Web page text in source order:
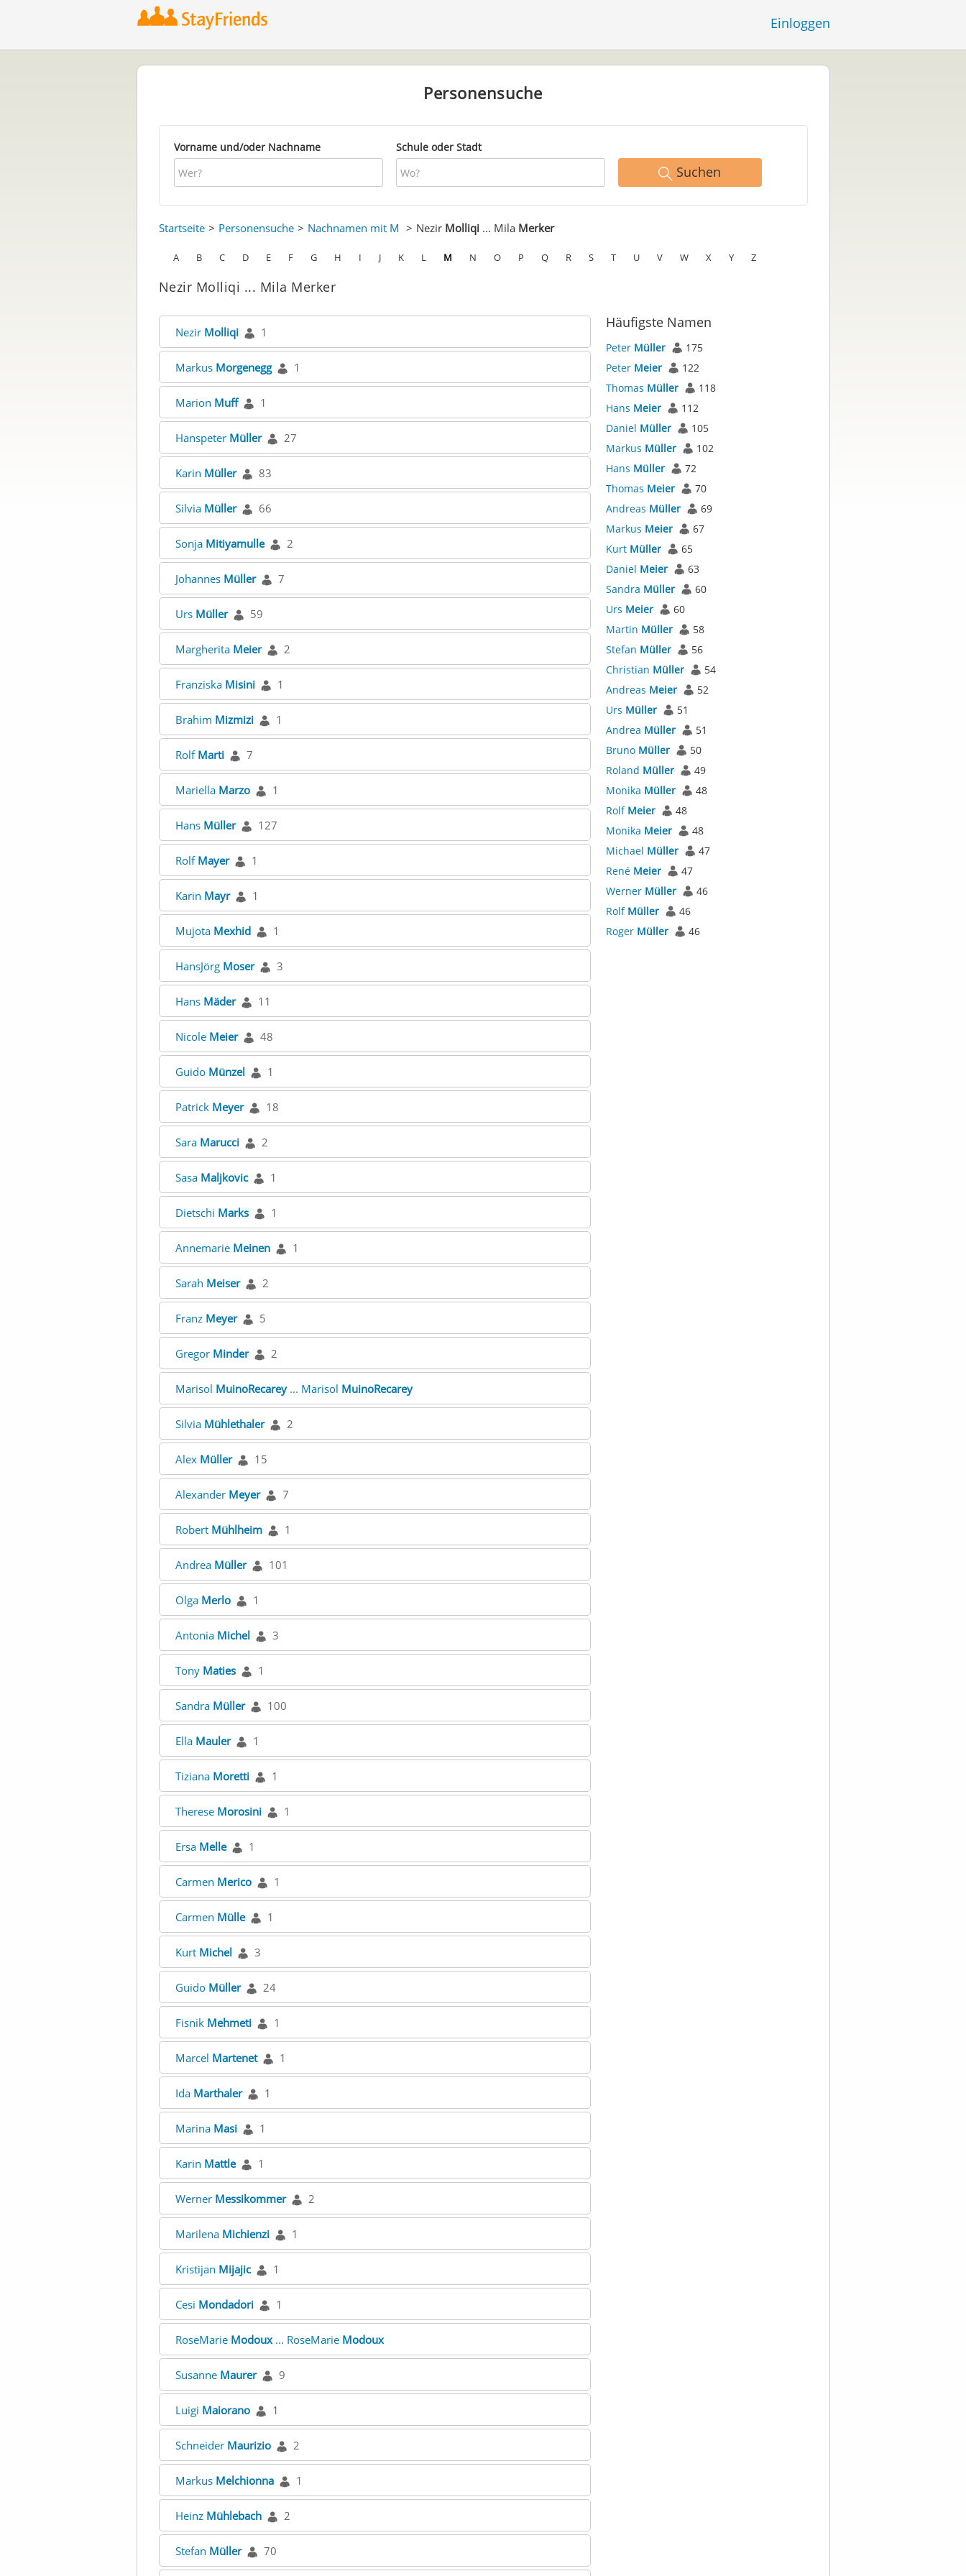
Einloggen
Personensuche
Vorname und/oder Nachname Schule oder Stadt
Suchen
Startseite Personensuche Nachnamen mit M Nezir Molliqi... Mila Merker
A B C D E F G H I J K L M N O P Q R S T U V W X Y Z
Nezir Molliqi ... Mila Merker
Nezir Molliqi 1
Markus Morgenegg 1
Marion Muff 1
Hanspeter Müller 27
Karin Müller 83
Silvia Müller 66
Sonja Mitiyamulle 2
Johannes Müller 7
Urs Müller 59
Margherita Meier 2
Franziska Misini 1
Brahim Mizmizi 1
Rolf Marti 7
Mariella Marzo 1
Hans Müller 127
Rolf Mayer 1
Karin Mayr 1
Mujota Mexhid 1
HansJörg Moser 3
Hans Mäder 11
Nicole Meier 48
Guido Münzel 1
Patrick Meyer 18
Sara Marucci 2
Sasa Maljkovic 1
Dietschi Marks 1
Annemarie Meinen 1
Sarah Meiser 2
Franz Meyer 5
Gregor Minder 2
Marisol MuinoRecarey... Marisol MuinoRecarey
Silvia Mühlethaler 2
Alex Müller 15
Alexander Meyer 7
Robert Mühlheim 1
Andrea Müller 101
Olga Merlo 1
Antonia Michel 3
Tony Maties 1
Sandra Müller 100
Ella Mauler 1
Tiziana Moretti 1
Therese Morosini 1
Ersa Melle 1
Carmen Merico 1
Carmen Mülle 1
Kurt Michel 3
Guido Müller 24
Fisnik Mehmeti 1
Marcel Martenet 1
Ida Marthaler 1
Marina Masi 1
Karin Mattle 1
Werner Messikommer 2
Marilena Michienzi 1
Kristijan Mijajic 1
Cesi Mondadori 1
RoseMarie Modoux... RoseMarie Modoux
Susanne Maurer 9
Luigi Maiorano 1
Schneider Maurizio 2
Markus Melchionna 1
Heinz Mühlebach 2
Stefan Müller 70
Häufigste Namen
Peter Müller
175
Peter Meier
122
Thomas Müller
118
Hans Meier
112
Daniel Müller
105
Markus Müller
102
Hans Müller
72
Thomas Meier
70
Andreas Müller
69
Markus Meier
67
Kurt Müller
65
Daniel Meier
63
Sandra Müller
60
Urs Meier
60
Martin Müller
58
Stefan Müller
56
Christian Müller
54
Andreas Meier
52
Urs Müller
51
Andrea Müller
51
Bruno Müller
50
Roland Müller
49
Monika Müller
48
Rolf Meier
48
Monika Meier
48
Michael Müller
47
René Meier
47
Werner Müller
46
Rolf Müller
46
Roger Müller 46